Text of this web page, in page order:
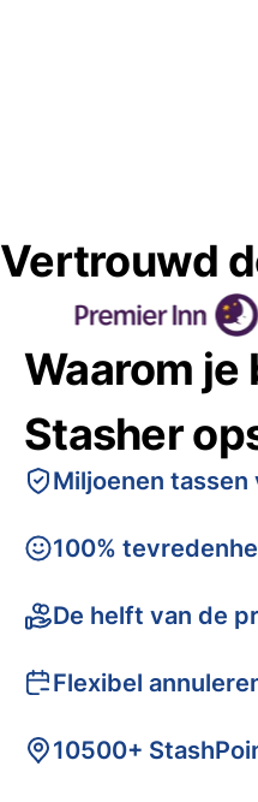
Vertrouwd
Waarom je
Stasher
Miljoenen
100%
De helft van de
Flexibel
10500+